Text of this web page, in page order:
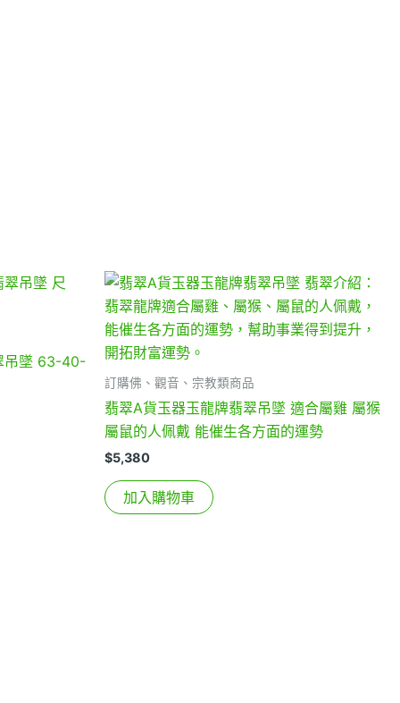
吊墜 63-40-
訂購佛、觀音、宗教類商品
翡翠A貨玉器玉龍牌翡翠吊墜 適合屬雞 屬猴
屬鼠的人佩戴 能催生各方面的運勢
$5,380
加入購物車